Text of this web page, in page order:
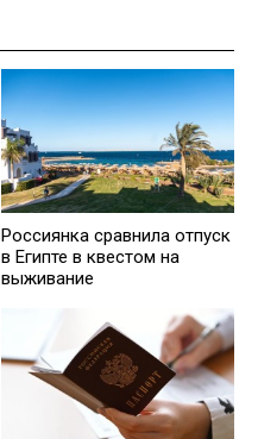
Россиянка сравнила отпуск
в Египте в квестом на
выживание